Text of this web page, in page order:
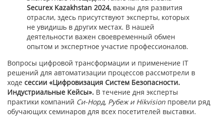
Securex Kazakhstan 2024, важны для развития
отрасли, здесь присутствуют эксперты, которых
не увидишь в других местах. В нашей
деятельности важен своевременный обмен
опытом и экспертное участие профессионалов.
Вопросы цифровой трансформации и применение IT
решений для автоматизации процессов рассмотрели в
ходе сессии «Цифровизация Систем Безопасности.
Индустриальные Кейсы». В течение дня эксперты
практики компаний Си-Норд, Рубеж и Hikvision провели ряд
обучающих семинаров для всех посетителей выставки.